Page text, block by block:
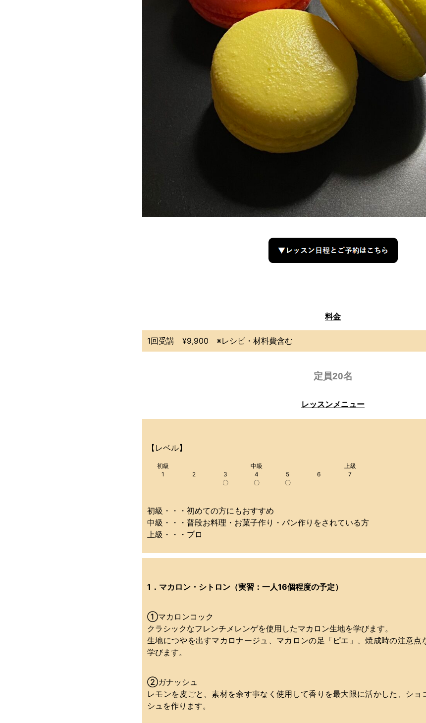
料金
1回受講 ¥9,900 ※レシピ・材料費含む
定員20名
レッスンメニュー
【レベル】
初級 中級
上級
1
2 3 4 5 6
7
〇
〇 〇
初級・・・初めての方にもおすすめ
中級・・・普段お料理・お菓子作り・パン作りをされている方
上級・・・プロ
1．マカロン・シトロン（実習：一人16個程度の予定）
①マカロンコック
クラシックなフレンチメレンゲを使用したマカロン生地を学びます。
生地につやを出すマカロナージュ、マカロンの足「ピエ」、焼成時の注意点
学びます。
②ガナッシュ
レモンを皮ごと、素材を余す事なく使用して香りを最大限に活かした、ショ
シュを作ります。